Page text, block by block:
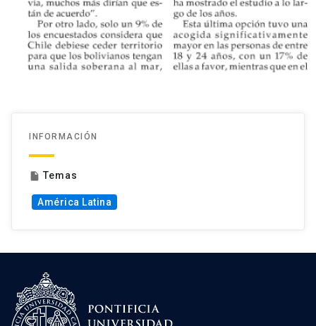
INFORMACIÓN
insert_drive_file Temas
América Latina